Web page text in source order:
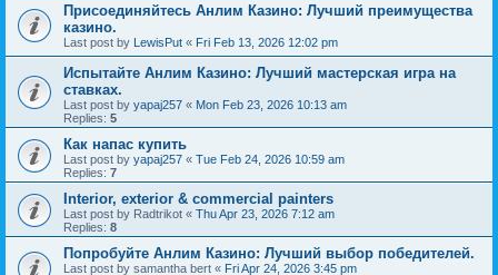
Присоединяйтесь Анлим Казино: Лучший преимущества
казино.
Last post by LewisPut « Fri Feb 13, 2026 12:02 pm
Испытайте Анлим Казино: Лучший мастерская игра на
ставках.
Last post by yapaj257 « Mon Feb 23, 2026 10:13 am
Replies: 5
Как напас купить
Last post by yapaj257 « Tue Feb 24, 2026 10:59 am
Replies: 7
Interior, exterior & commercial painters
Last post by Radtrikot « Thu Apr 23, 2026 7:12 am
Replies: 8
Попробуйте Анлим Казино: Лучший выбор победителей.
Last post by samantha bert « Fri Apr 24, 2026 3:45 pm